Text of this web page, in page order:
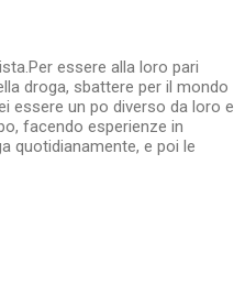
essere alla loro pari
droga, sbattere per il mondo
essere un po diverso da loro e
facendo esperienze in
quotidianamente, e poi le